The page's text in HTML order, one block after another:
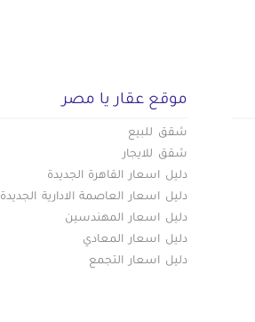
موقع عقار يا مصر
شقق للبيع
شقق للايجار
دليل اسعار القاهرة الجديدة
دليل اسعار العاصمة الادارية الجديدة
دليل اسعار المهندسين
دليل اسعار المعادي
دليل اسعار التجمع